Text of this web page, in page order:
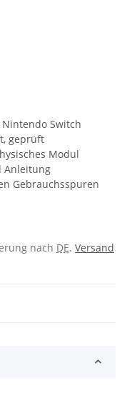
Switch
geprüft
Modul
Anleitung
Gebrauchsspuren
nach DE. Versand